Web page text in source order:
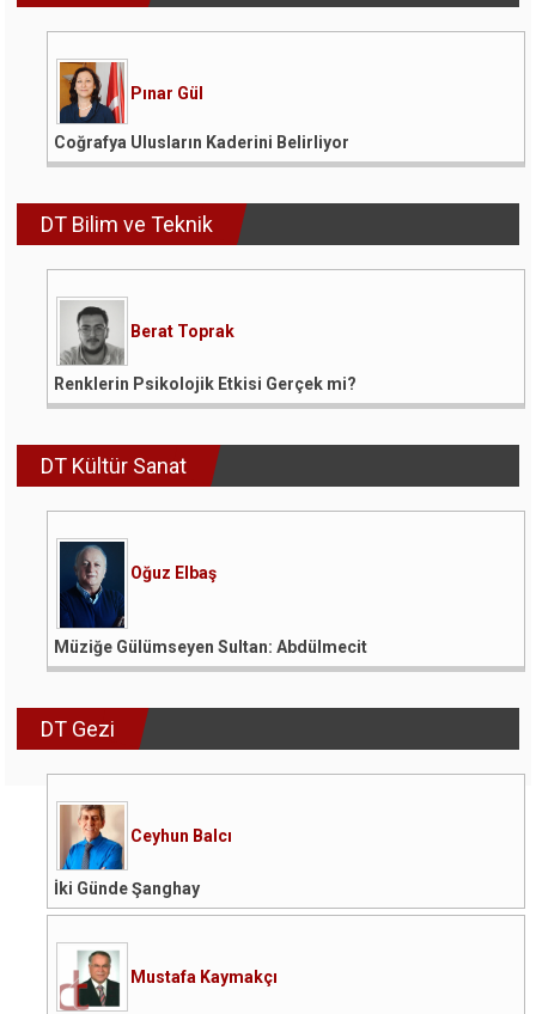
Pınar Gül
Coğrafya Ulusların Kaderini Belirliyor
DT Bilim ve Teknik
Berat Toprak
Renklerin Psikolojik Etkisi Gerçek mi?
DT Kültür Sanat
Oğuz Elbaş
Müziğe Gülümseyen Sultan: Abdülmecit
DT Gezi
Ceyhun Balcı
İki Günde Şanghay
Mustafa Kaymakçı